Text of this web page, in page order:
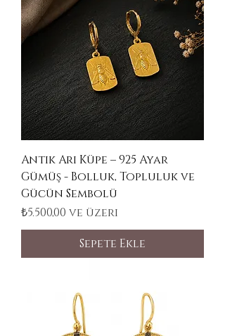
Antik Arı Küpe – 925 Ayar
Gümüş - Bolluk, Topluluk ve
Gücün Sembolü
₺5.500,00 ve üzeri
İndirimli Fiyat
Sepete Ekle